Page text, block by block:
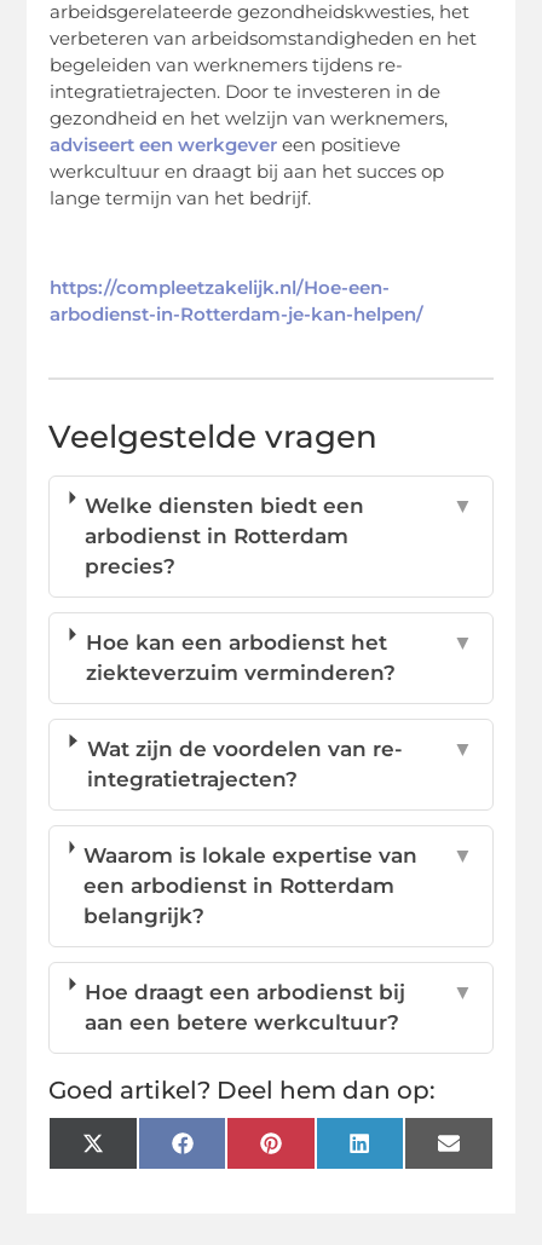
arbeidsgerelateerde gezondheidskwesties, het
verbeteren van arbeidsomstandigheden en het
begeleiden van werknemers tijdens re-
integratietrajecten. Door te investeren in de
gezondheid en het welzijn van werknemers,
adviseert een werkgever een positieve
werkcultuur en draagt bij aan het succes op
lange termijn van het bedrijf.
https://compleetzakelijk.nl/Hoe-een-
arbodienst-in-Rotterdam-je-kan-helpen/
Veelgestelde vragen
Welke diensten biedt een
arbodienst in Rotterdam
precies?
▼
Hoe kan een arbodienst het
ziekteverzuim verminderen?
▼
Wat zijn de voordelen van re-
integratietrajecten?
▼
Waarom is lokale expertise van
een arbodienst in Rotterdam
belangrijk?
▼
Hoe draagt een arbodienst bij
aan een betere werkcultuur?
▼
Goed artikel? Deel hem dan op:
X
(Twitter)
FacebookPinterestLinkedInEmail